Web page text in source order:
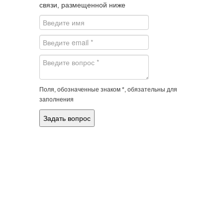
связи, размещенной ниже
Поля, обозначенные знаком *, обязательны для
заполнения